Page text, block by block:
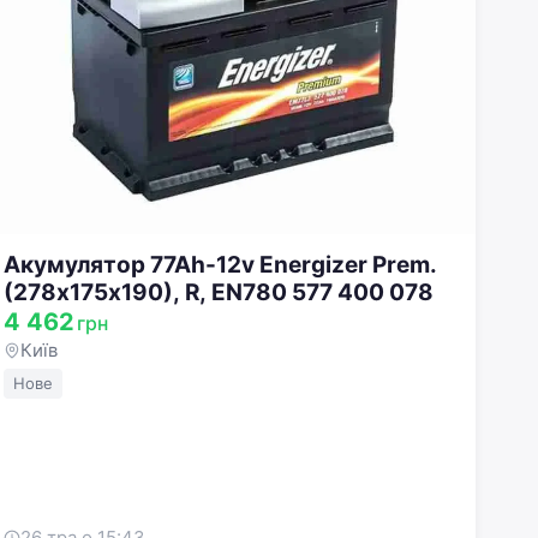
Акумулятор 77Ah-12v Energizer Prem.
(278х175х190), R, EN780 577 400 078
4 462 грн
Київ
Нове